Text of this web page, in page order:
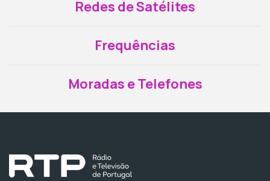
Redes de Satélites
Frequências
Moradas e Telefones